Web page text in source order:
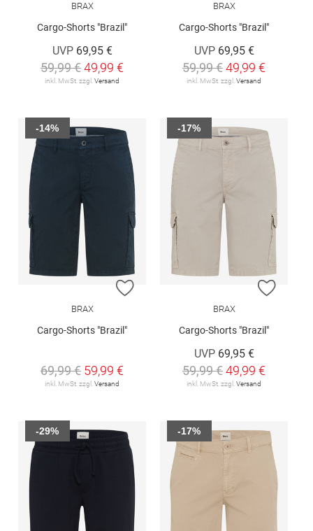
BRAX
Cargo-Shorts "Brazil"
UVP 69,95 €
59,99 €49,99 €
inkl. MwSt. zzgl.Versand
BRAX
Cargo-Shorts "Brazil"
UVP 69,95 €
59,99 €49,99 €
inkl. MwSt. zzgl.Versand
ZUR WUNSCHLISTE HINZUFÜGEN
BRAX
Cargo-Shorts "Brazil"
69,99 € 59,99 €
inkl. MwSt. zzgl.Versand
-14%
ZUR
BRAX
Cargo-Shorts "Brazil"
UVP 69,95 €
59,99 €49,99 €
inkl. MwSt. zzgl.Versand
-17%
-29% -17%